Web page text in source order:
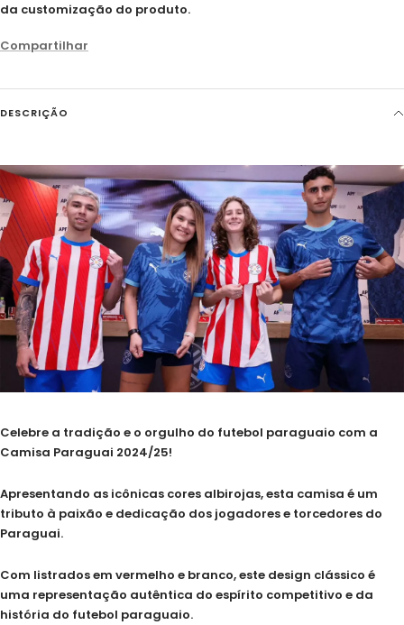
da customização do produto.
Compartilhar
DESCRIÇÃO
Celebre a tradição e o orgulho do futebol paraguaio com a
Camisa Paraguai 2024/25!
Apresentando as icônicas cores albirojas, esta camisa é um
tributo à paixão e dedicação dos jogadores e torcedores do
Paraguai.
Com listrados em vermelho e branco, este design clássico é
uma representação autêntica do espírito competitivo e da
história do futebol paraguaio.